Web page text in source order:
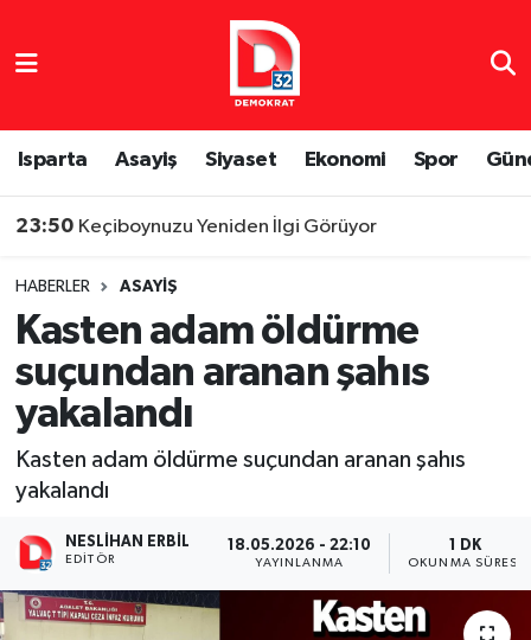
Isparta Asayiş Siyaset Ekonomi Spor
23:50 Keçiboynuzu Yeniden İlgi Görüyor
HABERLER ASAYIŞ
Kasten adam öldürme
suçundan aranan şahıs
yakalandı
Kasten adam öldürme suçundan aranan şahıs
yakalandı
NESLIHAN ERBIL
EDITÖR
18.05.2026 - 22:10
YAYINLANMA
1 DK
OKUNMA SÜRESI
Isparta Nöbetçi Eczaneler
Isparta Hava Durumu
Süper Lig Puan Durumu ve Fikstür
Tüm Manşetler
Son Dakika Haberleri